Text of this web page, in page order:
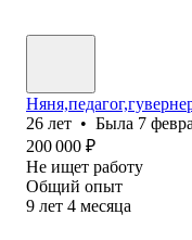
26 лет • Была 7
200 000 ₽
Не ищет работу
Общий опыт
9 лет 4 месяца